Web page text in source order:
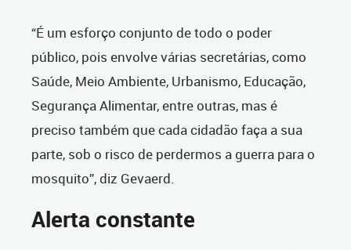
“É um esforço conjunto de todo o poder
público, pois envolve várias secretárias, como
Saúde, Meio Ambiente, Urbanismo, Educação,
Segurança Alimentar, entre outras, mas é
preciso também que cada cidadão faça a sua
parte, sob o risco de perdermos a guerra para o
mosquito”, diz Gevaerd.
Alerta constante